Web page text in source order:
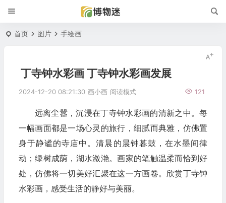
首页 图片 手绘画
丁寺钟水彩画 丁寺钟水彩画发展
2024-12-20 08:21:30 画小画 121
阅读模式
远离尘嚣，沉浸在丁寺钟水彩画的清新之中。每
一幅画面都是一场心灵的旅行，细腻而典雅，仿佛置
身于静谧的寺庙中。清晨的晨钟暮鼓，在水墨间律
动；绿树成荫，湖水潋滟。画家的笔触温柔而恰到好
处，仿佛将一切美好汇聚在这一方画卷。欣赏丁寺钟
水彩画，感受生活的静好与美丽。